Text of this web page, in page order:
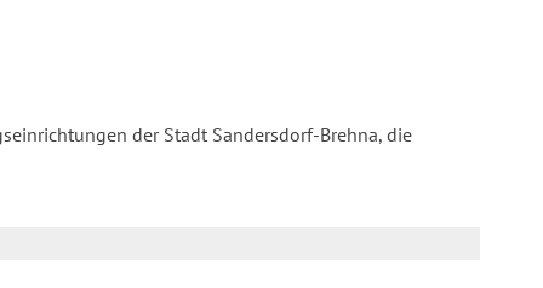
der Stadt Sandersdorf-Brehna, die